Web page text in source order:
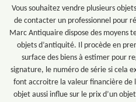
Vous souhaitez vendre plusieurs
de contacter un professionnel pour
Marc Antiquaire dispose des moyens
objets d’antiquité. Il procède en
surface des biens à estimer pour
signature, le numéro de série si cela
font accroitre la valeur financière de
objet aussi influe sur le prix d’un